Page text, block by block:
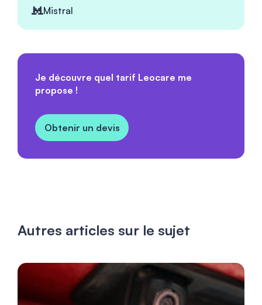
Mistral
Je découvre quel tarif Leocare me
propose !
Obtenir un devis
Autres articles sur le sujet